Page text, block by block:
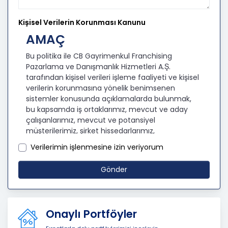
Kişisel Verilerin Korunması Kanunu
AMAÇ
Bu politika ile CB Gayrimenkul Franchising
Pazarlama ve Danışmanlık Hizmetleri A.Ş.
tarafından kişisel verileri işleme faaliyeti ve kişisel
verilerin korunmasına yönelik benimsenen
sistemler konusunda açıklamalarda bulunmak,
bu kapsamda iş ortaklarımız, mevcut ve aday
çalışanlarımız, mevcut ve potansiyel
müşterilerimiz, şirket hissedarlarımız,
ziyaretçilerimiz ve üçüncü kişiler başta olmak
üzer kişisel verileri şirketimiz tarafından işlenen
kişilerin bilgilendirilerek şeffaflığın sağlanması
KİŞİSEL VERİLERİN İŞLENMESİ
İLKELERİ
Verilerimin işlenmesine izin veriyorum
Gönder
Onaylı Portföyler